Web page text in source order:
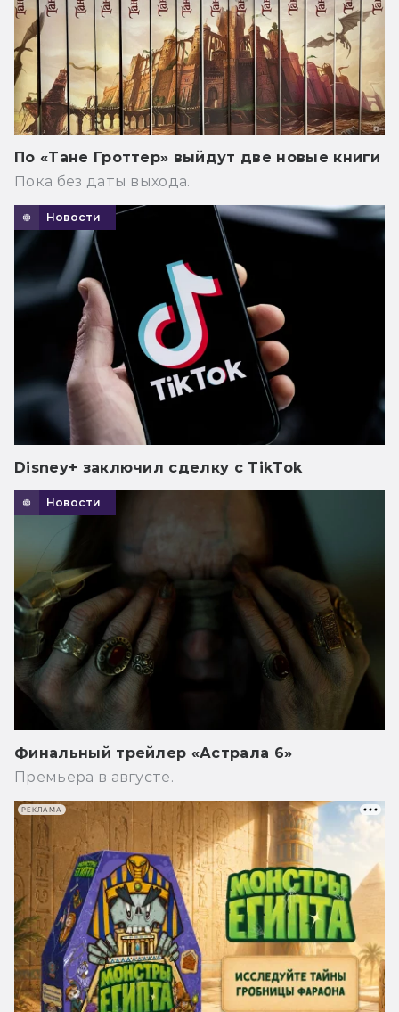
По «Тане Гроттер» выйдут две новые книги
Пока без даты выхода.
Новости
Disney+ заключил сделку с TikTok
Новости
Финальный трейлер «Астрала 6»
Премьера в августе.
РЕКЛАМА